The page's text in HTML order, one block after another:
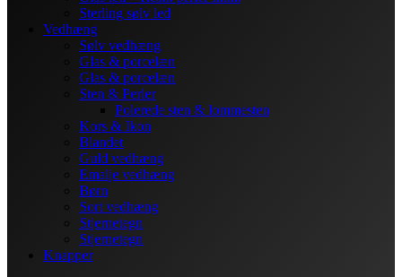
Sterling sølv led
Vedhæng
Sølv vedhæng
Glas & porcelæn
Glas & porcelæn
Sten & Perler
Polerede sten & lommesten
Kors & Ikon
Blandet
Guld vedhæng
Emalje vedhæng
Børn
Sort vedhæng
Stjernetegn
Stjernetegn
Knapper